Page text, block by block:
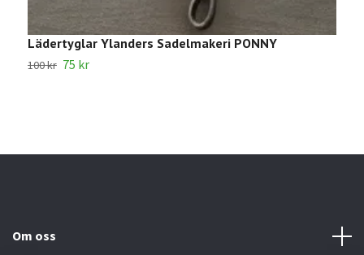
Lädertyglar Ylanders Sadelmakeri PONNY
100 kr 75 kr
Om oss